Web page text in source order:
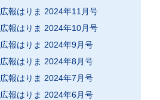
広報はりま 2024年11月号
広報はりま 2024年10月号
広報はりま 2024年9月号
広報はりま 2024年8月号
広報はりま 2024年7月号
広報はりま 2024年6月号